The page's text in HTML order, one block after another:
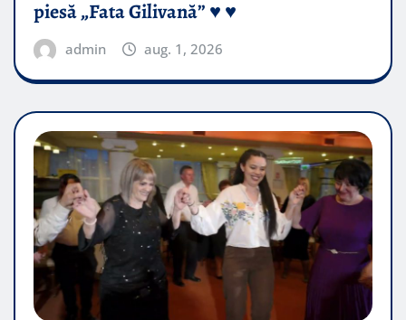
piesă „Fata Gilivană” ♥️ ♥️
admin aug. 1, 2026